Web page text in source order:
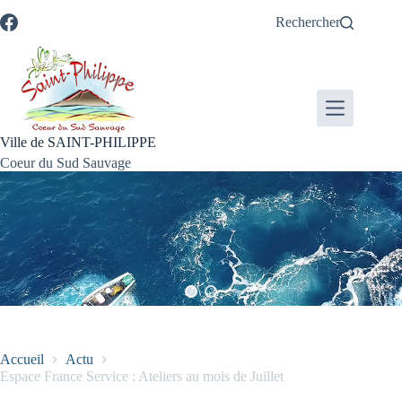
au
au
à
recherche
au
Rechercher
Ville de SAINT-PHILIPPE
Coeur du Sud Sauvage
Accueil
Actu
Espace France Service : Ateliers au mois de Juillet